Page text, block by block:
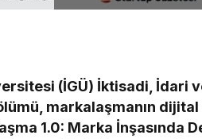
(İGÜ) İktisadi, İdari
markalaşmanın
1.0: Marka İnşasında